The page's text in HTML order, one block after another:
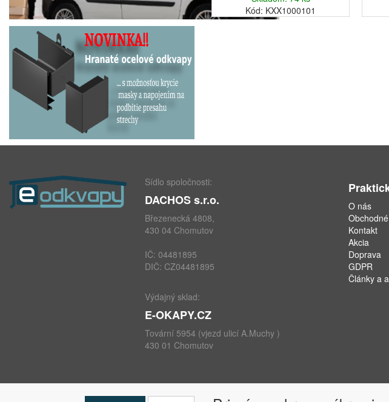
Kód: KXX1000101
Sídlo spoločnosti:
DACHOS s.r.o.
Březenecká 4808,
430 04 Chomutov
IČ: 04481895
DIČ: CZ04481895
Výdajný sklad:
E-OKAPY.CZ
Tovární 5954 (vjezd ulicí A.Muchy )
430 01 Chomutov
telefon: +420 724 693 604
O nás
Kontakt
Akcia
Doprava
GDPR
Články a